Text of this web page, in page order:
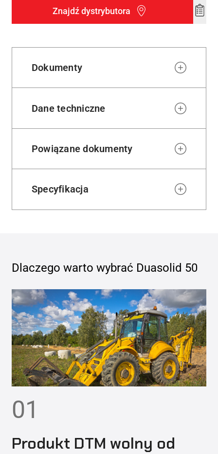
Znajdź dystrybutora
Add
Dokumenty
Dane techniczne
Powiązane dokumenty
Specyfikacja
Dlaczego warto wybrać Duasolid 50
01
Produkt DTM wolny od